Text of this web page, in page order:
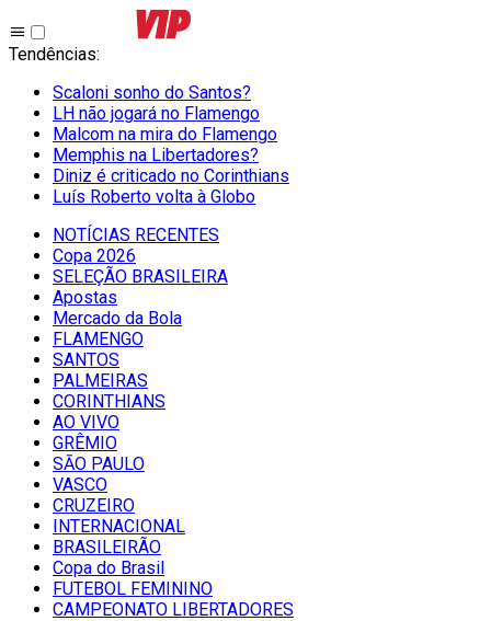
Tendências:
Scaloni sonho do Santos?
LH não jogará no Flamengo
Malcom na mira do Flamengo
Memphis na Libertadores?
Diniz é criticado no Corinthians
Luís Roberto volta à Globo
NOTÍCIAS RECENTES
Copa 2026
SELEÇÃO BRASILEIRA
Apostas
Mercado da Bola
FLAMENGO
SANTOS
PALMEIRAS
CORINTHIANS
AO VIVO
GRÊMIO
SĀO PAULO
VASCO
CRUZEIRO
INTERNACIONAL
BRASILEIRÃO
Copa do Brasil
FUTEBOL FEMININO
CAMPEONATO LIBERTADORES